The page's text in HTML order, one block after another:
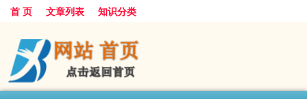
首 页 文章列表 知识分类